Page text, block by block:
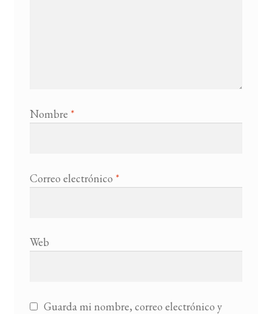
Nombre *
Correo electrónico *
Web
Guarda mi nombre, correo electrónico y